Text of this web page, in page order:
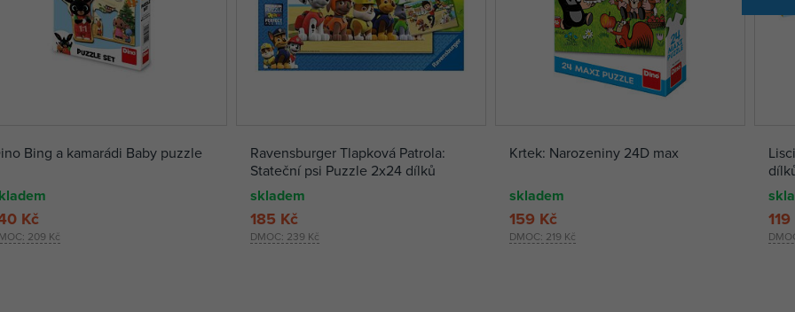
Bing a kamarádi Baby puzzle
209 Kč
Kč
Ravensburger Tlapková Patrola:
Stateční psi Puzzle 2x24 dílků
skladem
DMOC: 239 Kč
185 Kč
Krtek: Narozeniny 24D max
skladem
DMOC: 219 Kč
159 Kč